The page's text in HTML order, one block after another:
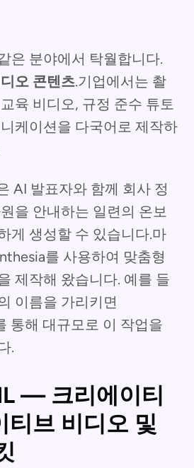
은 분야에서 탁월합니다.
오 콘텐츠.기업에서는 촬
육 비디오, 규정 준수 튜토
케이션을 다국어로 제작하
AI 발표자와 함께 회사 정
을 안내하는 일련의 온보
게 생성할 수 있습니다.마
를 사용하여 맞춤형
제작해 왔습니다. 예를 들
이름을 가리키면
통해 대규모로 이 작업을
.
— 크리에이티
티브 비디오 및